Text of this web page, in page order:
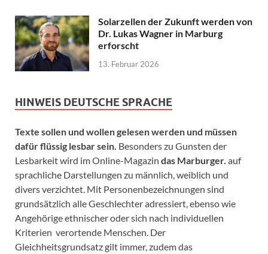
Solarzellen der Zukunft werden von
Dr. Lukas Wagner in Marburg
erforscht
13. Februar 2026
HINWEIS DEUTSCHE SPRACHE
Texte sollen und wollen gelesen werden und müssen
dafür flüssig lesbar sein. Besonders zu Gunsten der
Lesbarkeit wird im Online-Magazin das Marburger. auf
sprachliche Darstellungen zu männlich, weiblich und
divers verzichtet. Mit Personenbezeichnungen sind
grundsätzlich alle Geschlechter adressiert, ebenso wie
Angehörige ethnischer oder sich nach individuellen
Kriterien verortende Menschen. Der
Gleichheitsgrundsatz gilt immer, zudem das